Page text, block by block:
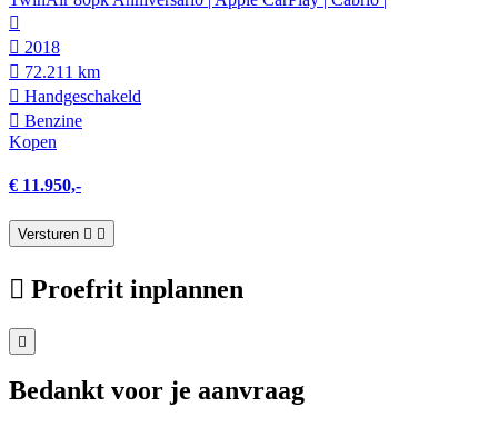
2018
72.211 km
Hand­geschakeld
Benzine
Kopen
€ 11.950,-
Versturen
Proefrit inplannen
Bedankt voor je aanvraag